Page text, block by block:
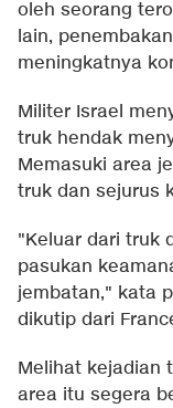
oleh seorang
lain,
meningkatnya
Militer Israel
truk hendak
Memasuki area
truk dan sejurus
"Keluar dari truk
pasukan
jembatan," kata
dikutip dari
Melihat kejadian
area itu segera